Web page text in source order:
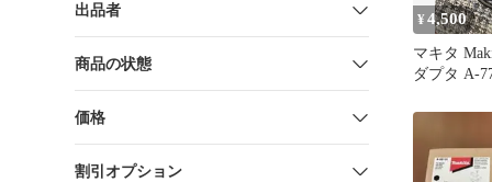
出品者
商品の状態
価格
割引オプション
¥4,500
マキタ
ダプタ A-